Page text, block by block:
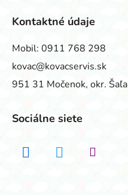
Kontaktné údaje
Mobil: 0911 768 298
kovac@kovacservis.sk
951 31 Močenok, okr. Šaľa
Sociálne siete